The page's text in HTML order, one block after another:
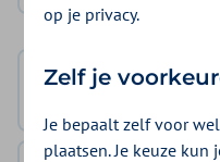
Basisverzekering
op je privacy.
Zelf je
Je bepaalt zelf voor
plaatsen. Je keuze